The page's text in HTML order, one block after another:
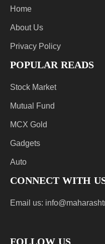
Home
About Us
Privacy Policy
POPULAR READS
Stock Market
Mutual Fund
MCX Gold
Gadgets
Auto
CONNECT WITH
Email us: